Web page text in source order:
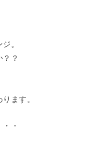
。
？
ます。
・